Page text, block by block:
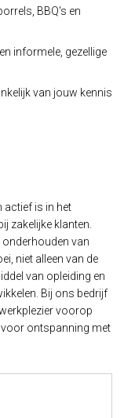
BBQ's en
informele, gezellige
van jouw kennis
actief is in het
zakelijke klanten.
van
niet alleen van de
van opleiding en
Bij ons bedrijf
voorop
ontspanning met